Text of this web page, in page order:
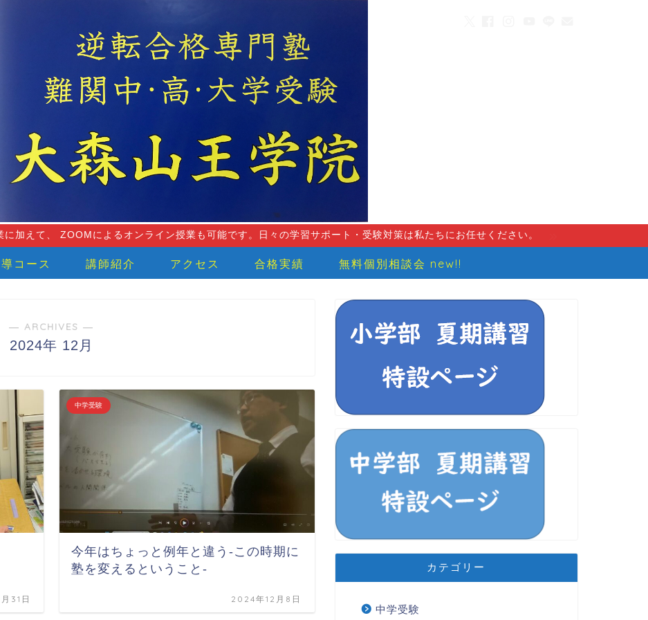
加えて、 ZOOMによるオンライン授業も可能です。日々の学習サポート・受験対策は私たちにお任せください。
コース 講師紹介 アクセス 合格実績 無料個別相談会 new!!
― ARCHIVES ―
2024年 12月
31日
中学受験
今年はちょっと例年と違う-この時期に
塾を変えるということ-
2024年12月8日
カテゴリー
中学受験